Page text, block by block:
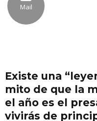
Mail
Existe una
mito de que la
el año es el
vivirás de